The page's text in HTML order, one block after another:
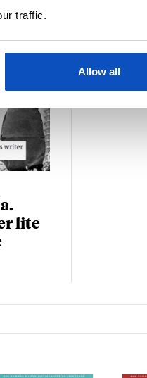
traffic.
Allow all
lite
SE HELE